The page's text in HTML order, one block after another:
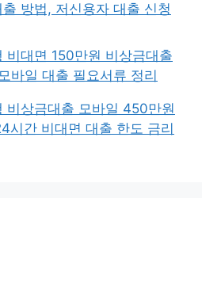
방법, 저신용자 대출 신청
비대면 150만원 비상금대출
바일 대출 필요서류 정리
비상금대출 모바일 450만원
시간 비대면 대출 한도 금리